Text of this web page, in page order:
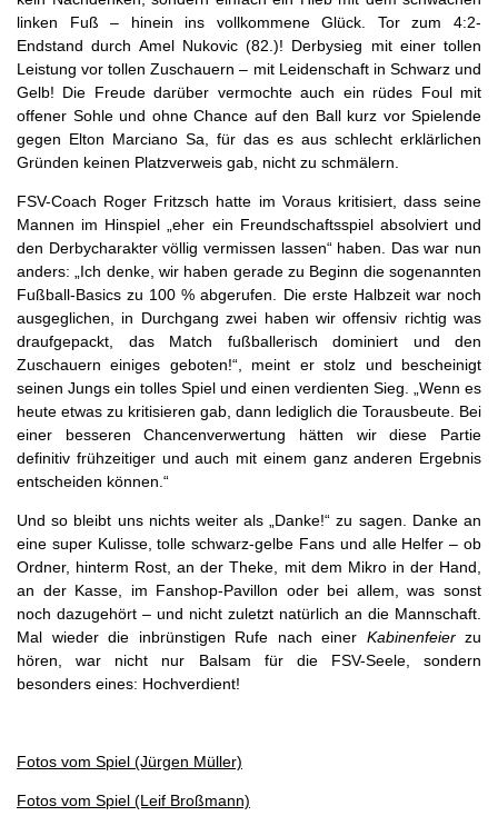
linken Fuß – hinein ins vollkommene Glück. Tor zum 4:2-
Endstand durch Amel Nukovic (82.)! Derbysieg mit einer tollen
Leistung vor tollen Zuschauern – mit Leidenschaft in Schwarz und
Gelb! Die Freude darüber vermochte auch ein rüdes Foul mit
offener Sohle und ohne Chance auf den Ball kurz vor Spielende
gegen Elton Marciano Sa, für das es aus schlecht erklärlichen
Gründen keinen Platzverweis gab, nicht zu schmälern.
FSV-Coach Roger Fritzsch hatte im Voraus kritisiert, dass seine
Mannen im Hinspiel „eher ein Freundschaftsspiel absolviert und
den Derbycharakter völlig vermissen lassen“ haben. Das war nun
anders: „Ich denke, wir haben gerade zu Beginn die sogenannten
Fußball-Basics zu 100 % abgerufen. Die erste Halbzeit war noch
ausgeglichen, in Durchgang zwei haben wir offensiv richtig was
draufgepackt, das Match fußballerisch dominiert und den
Zuschauern einiges geboten!“, meint er stolz und bescheinigt
seinen Jungs ein tolles Spiel und einen verdienten Sieg. „Wenn es
heute etwas zu kritisieren gab, dann lediglich die Torausbeute. Bei
einer besseren Chancenverwertung hätten wir diese Partie
definitiv frühzeitiger und auch mit einem ganz anderen Ergebnis
entscheiden können.“
Und so bleibt uns nichts weiter als „Danke!“ zu sagen. Danke an
eine super Kulisse, tolle schwarz-gelbe Fans und alle Helfer – ob
Ordner, hinterm Rost, an der Theke, mit dem Mikro in der Hand,
an der Kasse, im Fanshop-Pavillon oder bei allem, was sonst
noch dazugehört – und nicht zuletzt natürlich an die Mannschaft.
Mal wieder die inbrünstigen Rufe nach einer Kabinenfeier zu
hören, war nicht nur Balsam für die FSV-Seele, sondern
besonders eines: Hochverdient!
Fotos vom Spiel (Jürgen Müller)
Fotos vom Spiel (Leif Broßmann)